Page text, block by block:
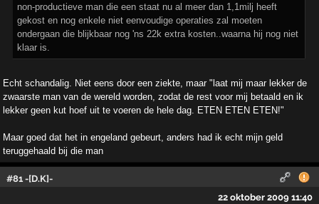
non-productieve man die een staat nu al meer dan 1,1milj heeft
gekost en nog enkele niet eenvoudige operaties zal moeten
ondergaan die blijkbaar nog 'ns 22k extra kosten..waarna hij nog niet
klaar is.
Echt schandalig. Niet eens door een ziekte, maar "laat mij maar lekker de
zwaarste man van de wereld worden, zodat de rest voor mij betaald en ik
lekker geen kut hoef uit te voeren de hele dag. ETEN ETEN ETEN!"
Maar goed dat het in engeland gebeurt, anders had ik echt mijn geld
teruggehaald bij die man
#81 -[D.K]-
22 oktober 2009 11:40